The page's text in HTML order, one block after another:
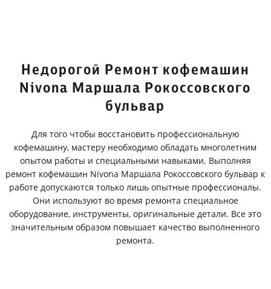
Недорогой Ремонт кофемашин
Nivona Маршала Рокоссовского
бульвар
Для того чтобы восстановить профессиональную
кофемашину, мастеру необходимо обладать многолетним
опытом работы и специальными навыками. Выполняя
ремонт кофемашин Nivona Маршала Рокоссовского бульвар к
работе допускаются только лишь опытные профессионалы.
Они используют во время ремонта специальное
оборудование, инструменты, оригинальные детали. Все это
значительным образом повышает качество выполненного
ремонта.